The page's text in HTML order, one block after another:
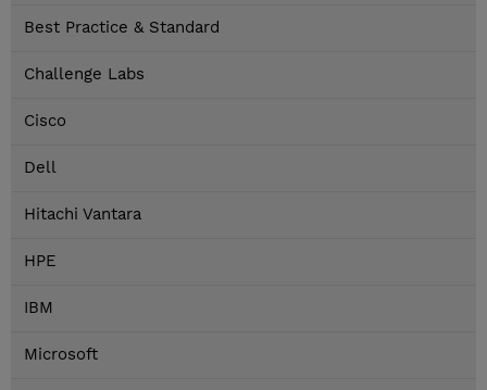
Best Practice & Standard
Challenge Labs
Cisco
Dell
Hitachi Vantara
HPE
IBM
Microsoft